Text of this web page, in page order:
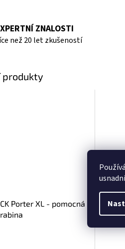
ZNALOSTI
než 20 let zkušeností
produkty
Porter XL - pomocná
Přilba